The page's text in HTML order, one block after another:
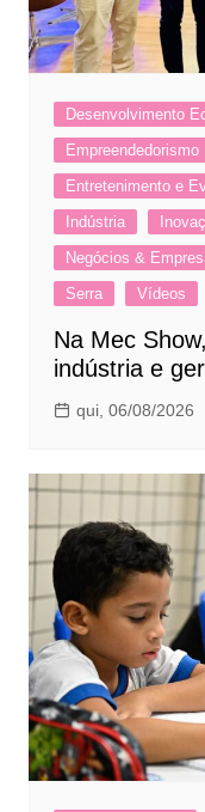
Desenvolvimento
Empreendedorismo
Entretenimento e
Indústria
Negócios &
Serra
Vídeos
Na Mec
indústria e
qui, 06/08/2026